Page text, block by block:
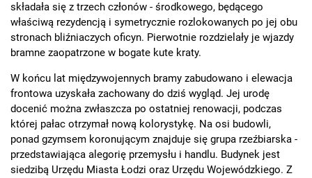
składała się z trzech członów - środkowego, będącego
właściwą rezydencją i symetrycznie rozlokowanych po jej obu
stronach bliźniaczych oficyn. Pierwotnie roz­dzielały je wjazdy
bramne zaopatrzone w bogate kute kraty.
W końcu lat międzywojennych bramy zabudo­wano i elewacja
frontowa uzyskała zachowany do dziś wygląd. Jej urodę
docenić można zwłaszcza po ostat­niej renowacji, podczas
której pałac otrzymał nową kolorystykę. Na osi budowli,
ponad gzymsem koronują­cym znajduje się grupa rzeźbiarska -
przedstawiająca alegorię przemysłu i handlu. Budynek jest
siedzibą Urzędu Miasta Łodzi oraz Urzędu Wojewódzkiego. Z